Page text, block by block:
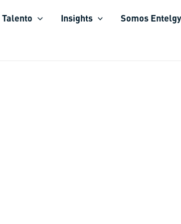
Talento Insights Somos Entelgy